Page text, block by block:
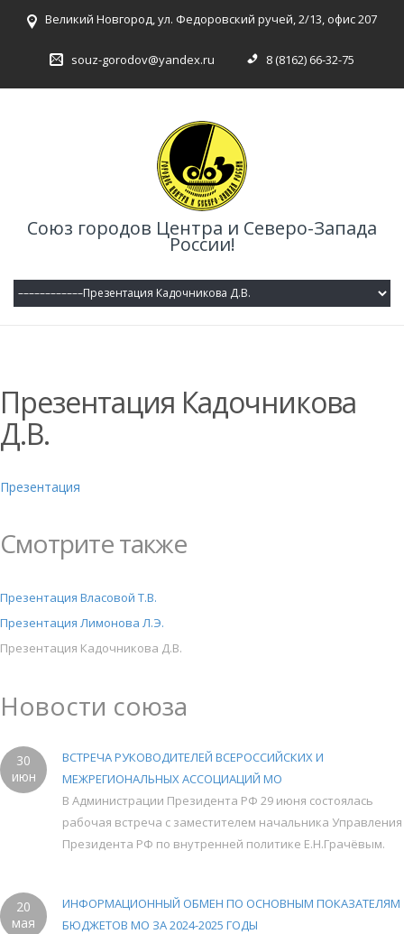
Великий Новгород, ул. Федоровский ручей, 2/13, офис 207
souz-gorodov@yandex.ru 8 (8162) 66-32-75
Союз городов Центра и Северо-Запада
России!
Презентация Кадочникова
Д.В.
Презентация
Смотрите также
Презентация Власовой Т.В.
Презентация Лимонова Л.Э.
Презентация Кадочникова Д.В.
Новости союза
30
июн
ВСТРЕЧА РУКОВОДИТЕЛЕЙ ВСЕРОССИЙСКИХ И
МЕЖРЕГИОНАЛЬНЫХ АССОЦИАЦИЙ МО
В Администрации Президента РФ 29 июня состоялась
рабочая встреча с заместителем начальника Управления
Президента РФ по внутренней политике Е.Н.Грачёвым.
20
мая
ИНФОРМАЦИОННЫЙ ОБМЕН ПО ОСНОВНЫМ ПОКАЗАТЕЛЯМ
БЮДЖЕТОВ МО ЗА 2024-2025 ГОДЫ